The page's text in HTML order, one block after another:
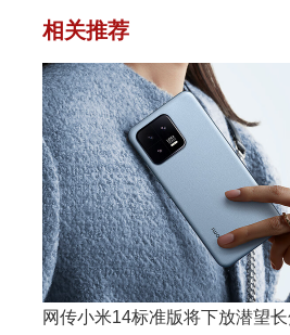
相关推荐
网传小米14标准版将下放潜望